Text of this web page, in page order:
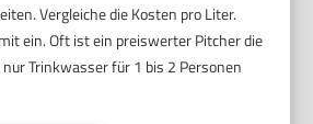
Vergleiche die Kosten pro Liter.
ein. Oft ist ein preiswerter Pitcher die
Trinkwasser für 1 bis 2 Personen